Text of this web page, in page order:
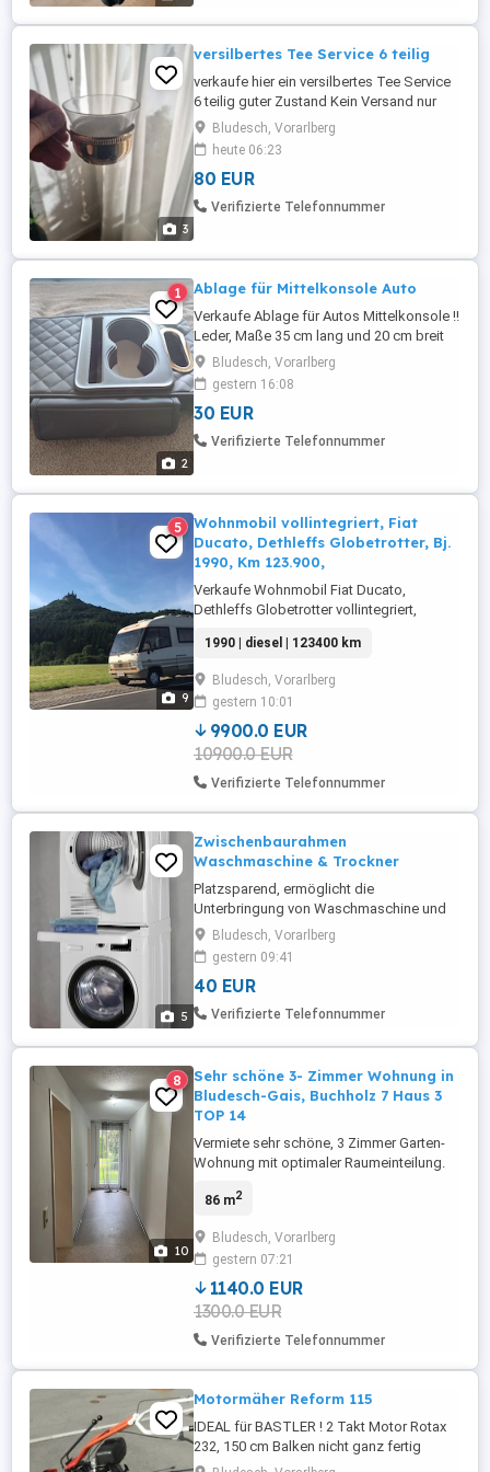
3
versilbertes Tee Service 6 teilig
verkaufe hier ein versilbertes Tee Service
6 teilig guter Zustand Kein Versand nur
Selbstabholung in Bludesch Dies ist ein
Privatverkauf daher keine Garantie,
Gewährleistung oder Rückgabe
Bludesch, Vorarlberg
heute 06:23
80 EUR
Verifizierte Telefonnummer
2
1 Ablage für Mittelkonsole Auto
Verkaufe Ablage für Autos Mittelkonsole !!
Leder, Maße 35 cm lang und 20 cm breit
neu !, für mein Auto leider zu breit !
Bludesch, Vorarlberg
gestern 16:08
30 EUR
Verifizierte Telefonnummer
9
5
Wohnmobil vollintegriert, Fiat
Ducato, Dethleffs Globetrotter, Bj.
1990, Km 123.900,
Verkaufe Wohnmobil Fiat Ducato,
Dethleffs Globetrotter vollintegriert,
ccm, 81PS 60 Kw Begutachtungsplakette
bis 06 2027 + 4 Monate Gasprüfung bis 08
2027 Innenraum in gepflegtem Zustand,
Teppichboden, alle Geräte
funktionstüchtig 5 Schlafplätze Küche mit
2-flammigem ...
1990 | diesel | 123400 km
Bludesch, Vorarlberg
gestern 10:01
9900.0 EUR
10900.0 EUR
Verifizierte Telefonnummer
5
Zwischenbaurahmen
Waschmaschine & Trockner
Platzsparend, ermöglicht die
Unterbringung von Waschmaschine und
Trockner auch in engen Räumen. Sichere
Geräteplatzierung. Zusätzliche
Arbeitsfläche dank der ausziehbaren
Ablage. Universell einsetzbar für Geräte
aller Marken mit den Abmessungen 60 cm
unterstützen bis ...
Bludesch, Vorarlberg
gestern 09:41
40 EUR
Verifizierte Telefonnummer
10
8
Sehr schöne 3- Zimmer Wohnung in
Bludesch-Gais, Buchholz 7 Haus 3
TOP 14
Vermiete sehr schöne, 3 Zimmer Garten-
Wohnung mit optimaler Raumeinteilung.
östlich ausgerichtete verglaste Veranda
Badewanne und WM-Anschluss,
separates WC mit Waschbecken, Küche,
Ess- und Wohnzimmer, 2 Schlafzimmer,
großer ...
86 m2
Bludesch, Vorarlberg
gestern 07:21
1140.0 EUR
1300.0 EUR
Verifizierte Telefonnummer
Motormäher Reform 115
IDEAL für BASTLER ! 2 Takt Motor Rotax
232, 150 cm Balken nicht ganz fertig
restauriert, aber neu lackiert und alle